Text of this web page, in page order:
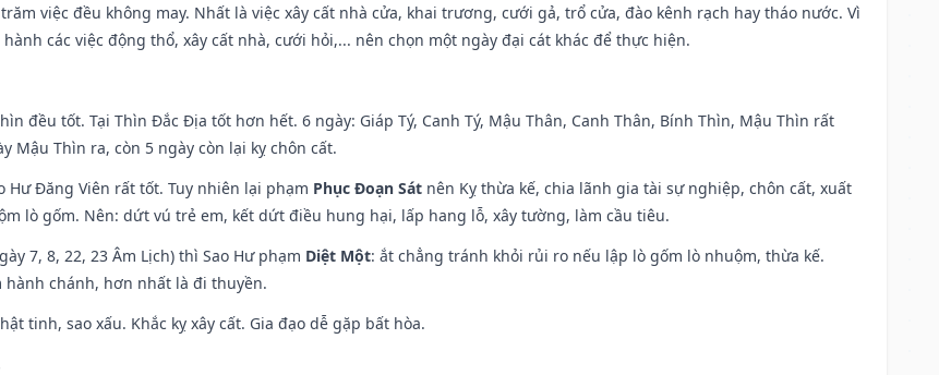
việc đều không may. Nhất là việc xây cất nhà cửa, khai trương, cưới gả, trổ cửa, đào kênh rạch hay tháo nước. Vì
các việc động thổ, xây cất nhà, cưới hỏi,... nên chọn một ngày đại cát khác để thực hiện.
đều tốt. Tại Thìn Đắc Địa tốt hơn hết. 6 ngày: Giáp Tý, Canh Tý, Mậu Thân, Canh Thân, Bính Thìn, Mậu Thìn rất
Mậu Thìn ra, còn 5 ngày còn lại kỵ chôn cất.
Hư Đăng Viên rất tốt. Tuy nhiên lại phạm Phục Đoạn Sát nên Kỵ thừa kế, chia lãnh gia tài sự nghiệp, chôn cất, xuất
lò gốm. Nên: dứt vú trẻ em, kết dứt điều hung hại, lấp hang lỗ, xây tường, làm cầu tiêu.
7, 8, 22, 23 Âm Lịch) thì Sao Hư phạm Diệt Một: ắt chẳng tránh khỏi rủi ro nếu lập lò gốm lò nhuộm, thừa kế.
hành chánh, hơn nhất là đi thuyền.
tinh, sao xấu. Khắc kỵ xây cất. Gia đạo dễ gặp bất hòa.